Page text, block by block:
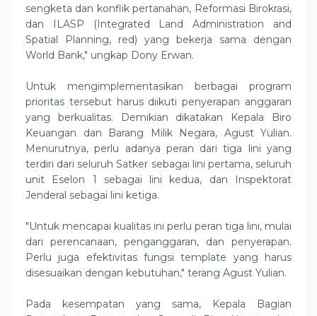
sengketa dan konflik pertanahan, Reformasi Birokrasi,
dan ILASP (Integrated Land Administration and
Spatial Planning, red) yang bekerja sama dengan
World Bank," ungkap Dony Erwan.
Untuk mengimplementasikan berbagai program
prioritas tersebut harus diikuti penyerapan anggaran
yang berkualitas. Demikian dikatakan Kepala Biro
Keuangan dan Barang Milik Negara, Agust Yulian.
Menurutnya, perlu adanya peran dari tiga lini yang
terdiri dari seluruh Satker sebagai lini pertama, seluruh
unit Eselon 1 sebagai lini kedua, dan Inspektorat
Jenderal sebagai lini ketiga.
"Untuk mencapai kualitas ini perlu peran tiga lini, mulai
dari perencanaan, penganggaran, dan penyerapan.
Perlu juga efektivitas fungsi template yang harus
disesuaikan dengan kebutuhan," terang Agust Yulian.
Pada kesempatan yang sama, Kepala Bagian